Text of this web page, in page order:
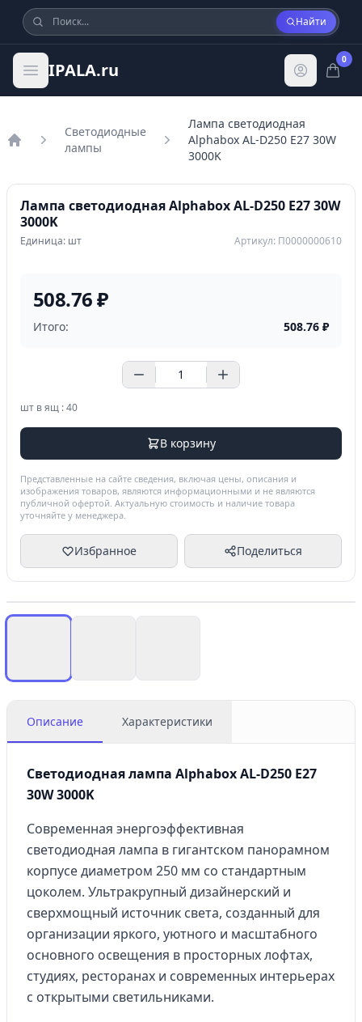
Найти
IPALA.ru
0
Светодиодные
лампы
Лампа светодиодная
Alphabox AL-D250 E27 30W
3000K
Лампа светодиодная Alphabox AL-D250 E27 30W
3000K
Единица: шт Артикул: П0000000610
508.76 ₽
Итого: 508.76 ₽
шт в ящ : 40
В корзину
Представленные на сайте сведения, включая цены, описания и
изображения товаров, являются информационными и не являются
публичной офертой. Актуальную стоимость и наличие товара
уточняйте у менеджера.
Избранное Поделиться
Описание Характеристики
Светодиодная лампа Alphabox AL-D250 E27
30W 3000K
Современная энергоэффективная
светодиодная лампа в гигантском панорамном
корпусе диаметром 250 мм со стандартным
цоколем. Ультракрупный дизайнерский и
сверхмощный источник света, созданный для
организации яркого, уютного и масштабного
основного освещения в просторных лофтах,
студиях, ресторанах и современных интерьерах
с открытыми светильниками.